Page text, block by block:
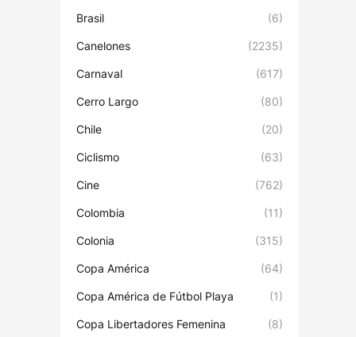
Brasil (6)
Canelones (2235)
Carnaval (617)
Cerro Largo (80)
Chile (20)
Ciclismo (63)
Cine (762)
Colombia (11)
Colonia (315)
Copa América (64)
Copa América de Fútbol Playa (1)
Copa Libertadores Femenina (8)